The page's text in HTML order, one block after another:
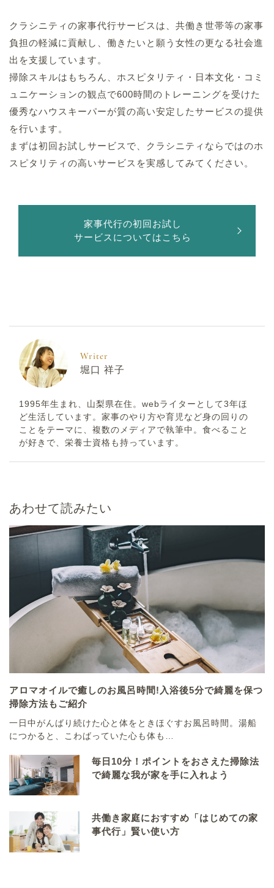
クラシニティの家事代行サービスは、共働き世帯等の家事
負担の軽減に貢献し、働きたいと願う女性の更なる社会進
出を支援しています。
掃除スキルはもちろん、ホスピタリティ・日本文化・コミ
ュニケーションの観点で600時間のトレーニングを受けた
優秀なハウスキーパーが質の高い安定したサービスの提供
を行います。
まずは初回お試しサービスで、クラシニティならではのホ
スピタリティの高いサービスを実感してみてください。
家事代行の初回お試し
サービスについてはこちら
Writer
堀口 祥子
1995年生まれ、山梨県在住。webライターとして3年ほ
ど生活しています。家事のやり方や育児など身の回りの
ことをテーマに、複数のメディアで執筆中。食べること
が好きで、栄養士資格も持っています。
あわせて読みたい
アロマオイルで癒しのお風呂時間!入浴後5分で綺麗を保つ
掃除方法もご紹介
一日中がんばり続けた心と体をときほぐすお風呂時間。湯船
につかると、こわばっていた心も体も…
毎日10分！ポイントをおさえた掃除法
で綺麗な我が家を手に入れよう
共働き家庭におすすめ「はじめての家
事代行」賢い使い方